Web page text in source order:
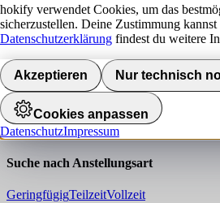
Jobs finden
0MiniJobsin Bad
Deine Suche"Mini"
Überprüfe deinen Suchbegriff auf
Suche nach Anstellungsart
GeringfügigTeilzeitVollzeit
hokify verwendet Cookies, um das
sicherzustellen. Deine Zustimmung
Datenschutzerklärung findest du weitere
Akzeptieren Nur technisch
Cookies anpassen
DatenschutzImpressum